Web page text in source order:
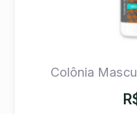
Colônia